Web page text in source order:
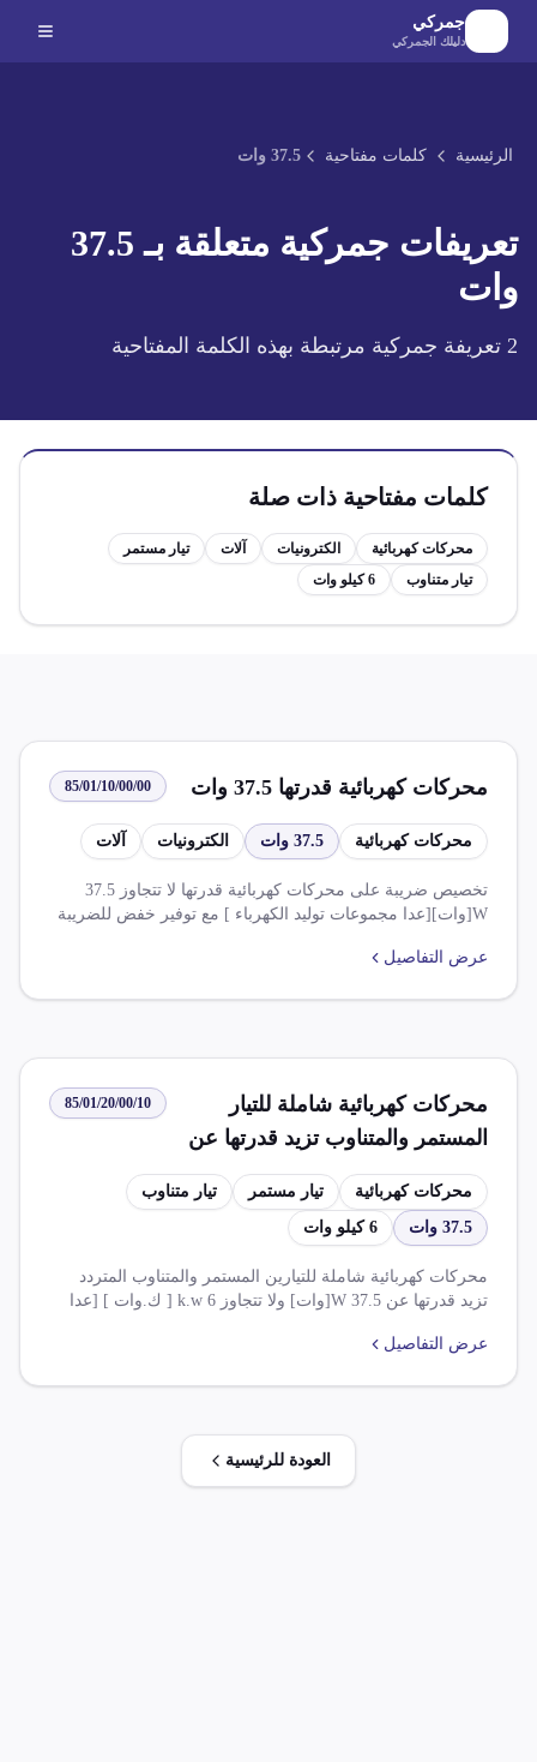
الانتقال إلى المحتوى الرئيسي
جمركي
دليلك الجمركي
الرئيسية كلمات مفتاحية 37.5 وات
تعريفات جمركية متعلقة بـ 37.5
وات
2 تعريفة جمركية مرتبطة بهذه الكلمة المفتاحية
كلمات مفتاحية ذات صلة
محركات كهربائية الكترونيات آلات
تيار مستمر
تيار متناوب
6 كيلو وات
محركات كهربائية قدرتها 37.5 وات 85/01/10/00/00
محركات كهربائية 37.5 وات الكترونيات آلات
تخصيص ضريبة على محركات كهربائية قدرتها لا تتجاوز 37.5
W[وات][عدا مجموعات توليد الكهرباء ] مع توفير خفض للضريبة
عرض التفاصيل
محركات كهربائية شاملة للتيار
المستمر والمتناوب تزيد قدرتها عن
37.5 وات ولا تتجاوز 6 كيلو وات
85/01/20/00/10
محركات كهربائية تيار مستمر
تيار متناوب
37.5 وات
6 كيلو وات
محركات كهربائية شاملة للتيارين المستمر والمتناوب المتردد
تزيد قدرتها عن 37.5 W[وات] ولا تتجاوز 6 k.w [ ك.وات ] [عدا
عرض التفاصيل
العودة للرئيسية